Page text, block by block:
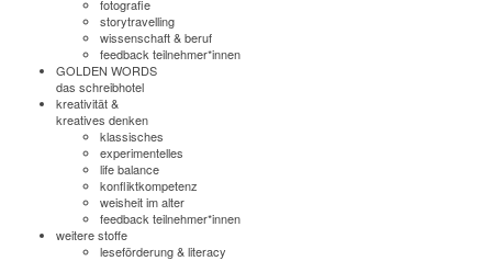
fotografie
storytravelling
wissenschaft & beruf
feedback teilnehmer*innen
GOLDEN WORDS
das schreibhotel
kreativität &
kreatives denken
klassisches
experimentelles
life balance
konfliktkompetenz
weisheit im alter
feedback teilnehmer*innen
weitere stoffe
leseförderung & literacy